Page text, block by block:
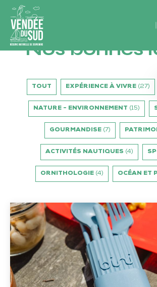
Vendée
SudRéserve
naturelle
souvenirs
Nos bonnes
TOUT EXPÉRIENCE À VIVRE (27)
NATURE - ENVIRONNEMENT (15)
GOURMANDISE (7)
ACTIVITÉS NAUTIQUES (4)
ORNITHOLOGIE (4) OCÉAN ET
Vos
vacances
éco-
responsables